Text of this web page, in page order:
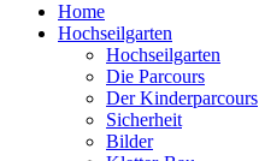
Home
Hochseilgarten
Hochseilgarten
Die Parcours
Der Kinderparcours
Sicherheit
Bilder